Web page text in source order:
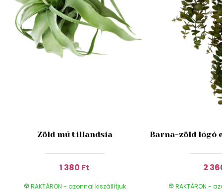
Zöld mű tillandsia
1 380 Ft
RAKTÁRON - azonnal kiszállítjuk
Barna-zöld lógó
2
RAKTÁRON -